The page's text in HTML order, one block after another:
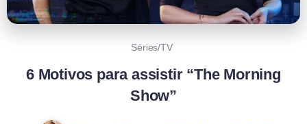
Séries/TV
6 Motivos para assistir “The Morning
Show”